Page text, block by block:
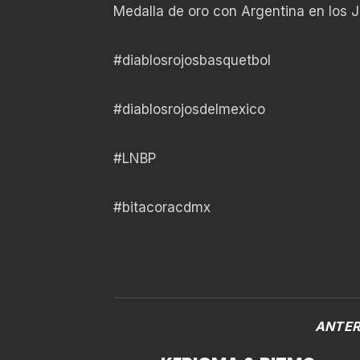
Medalla de oro con Argentina en los
#diablosrojosbasquetbol
#diablosrojosdelmexico
#LNBP
#bitacoracdmx